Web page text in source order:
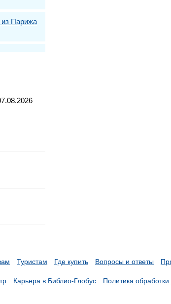
из Парижа
Туристам Где купить Вопросы и ответы
Карьера в Библио-Глобус Политика